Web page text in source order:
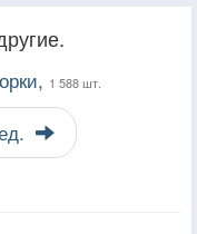
1 588 шт.